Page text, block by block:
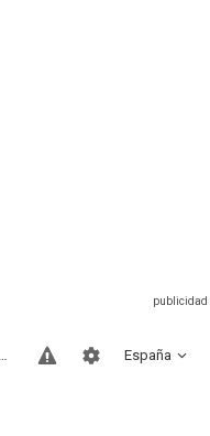
España
Sitios compatibles